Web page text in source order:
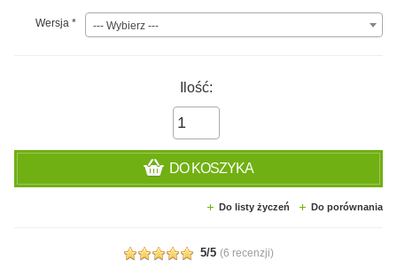
Wersja * --- Wybierz ---
Ilość:
DO KOSZYKA
Do listy życzeń Do porównania
5/5 (6 recenzji)